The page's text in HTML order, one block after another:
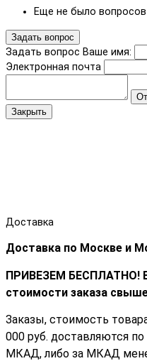
Еще не было вопросов
Задать вопрос
Задать вопрос Ваше имя:
Электронная почта
Закрыть
Доставка
Доставка по Москве и
ПРИВЕЗЕМ БЕСПЛАТНО!
стоимости заказа
Заказы, стоимость
000 руб. доставляются
МКАД, либо за МКАД